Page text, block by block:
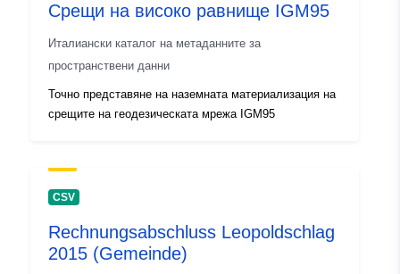
Срещи на високо равнище IGM95
Италиански каталог на метаданните за
пространствени данни
Точно представяне на наземната материализация на
срещите на геодезическата мрежа IGM95
CSV
Rechnungsabschluss Leopoldschlag
2015 (Gemeinde)